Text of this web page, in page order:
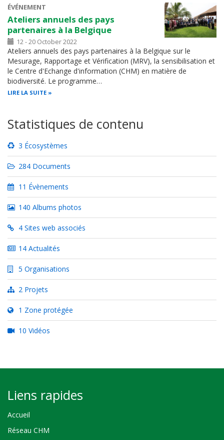
ÉVÉNEMENT
Ateliers annuels des pays
partenaires à la Belgique
12 - 20 October 2022
Ateliers annuels des pays partenaires à la Belgique sur le
Mesurage, Rapportage et Vérification (MRV), la sensibilisation et
le Centre d'Echange d'information (CHM) en matière de
biodiversité. Le programme…
LIRE LA SUITE
Statistiques de contenu
3 Écosystèmes
284 Documents
11 Évènements
140 Albums photos
4 Sites web associés
14 Actualités
5 Organisations
2 Projets
1 Zone protégée
10 Vidéos
Liens rapides
Accueil
Réseau CHM